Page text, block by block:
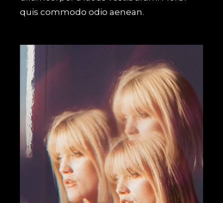
quis commodo odio aenean.